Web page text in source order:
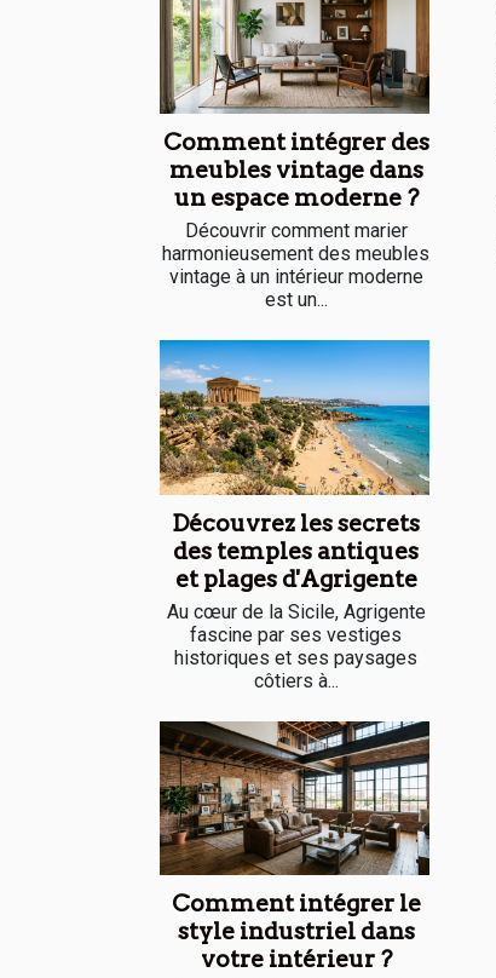
Comment intégrer des
meubles vintage dans
un espace moderne ?
Découvrir comment marier
harmonieusement des meubles
vintage à un intérieur moderne
est un...
Découvrez les secrets
des temples antiques
et plages d'Agrigente
Au cœur de la Sicile, Agrigente
fascine par ses vestiges
historiques et ses paysages
côtiers à...
Comment intégrer le
style industriel dans
votre intérieur ?